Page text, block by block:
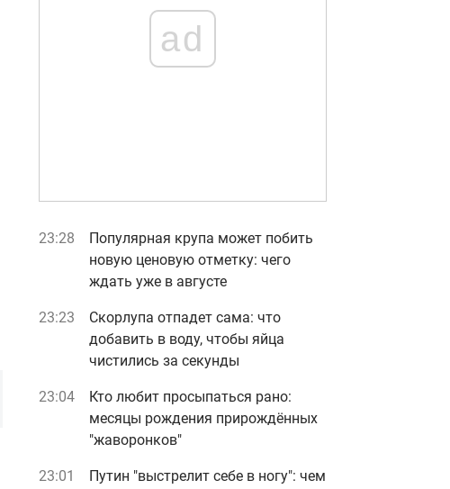
ad
23:28
Популярная крупа может побить
новую ценовую отметку: чего
ждать уже в августе
23:23
Скорлупа отпадет сама: что
добавить в воду, чтобы яйца
чистились за секунды
23:04
Кто любит просыпаться рано:
месяцы рождения прирождённых
"жаворонков"
23:01 Путин "выстрелит себе в ногу": чем